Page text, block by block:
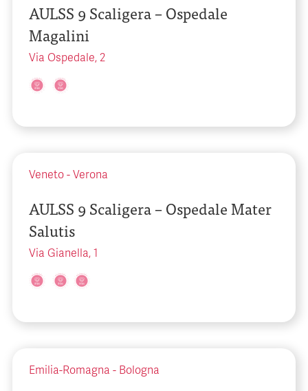
AULSS 9 Scaligera – Ospedale
Magalini
Via Ospedale, 2
Veneto - Verona
AULSS 9 Scaligera – Ospedale Mater
Salutis
Via Gianella, 1
Emilia-Romagna - Bologna